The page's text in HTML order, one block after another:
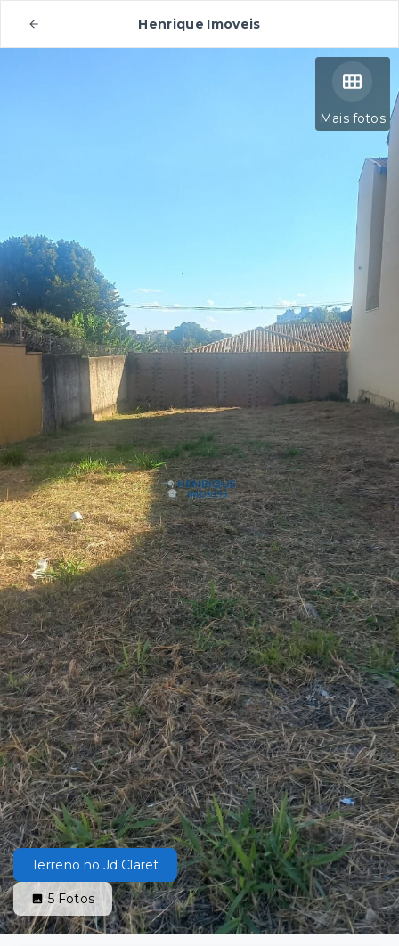
Henrique Imoveis
Mais fotos
Terreno no Jd Claret
5Fotos